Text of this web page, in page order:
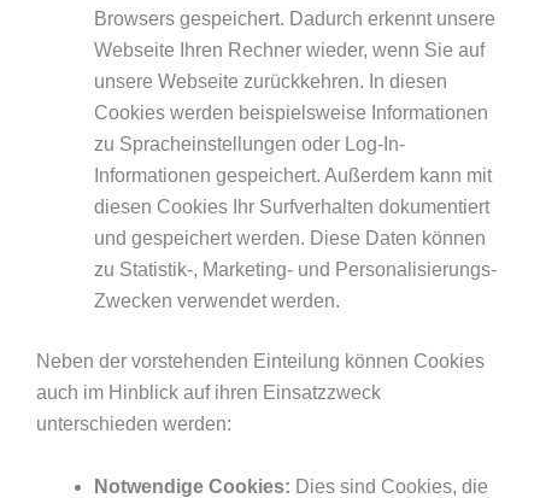
Browsers gespeichert. Dadurch erkennt unsere
Webseite Ihren Rechner wieder, wenn Sie auf
unsere Webseite zurückkehren. In diesen
Cookies werden beispielsweise Informationen
zu Spracheinstellungen oder Log-In-
Informationen gespeichert. Außerdem kann mit
diesen Cookies Ihr Surfverhalten dokumentiert
und gespeichert werden. Diese Daten können
zu Statistik-, Marketing- und Personalisierungs-
Zwecken verwendet werden.
Neben der vorstehenden Einteilung können Cookies
auch im Hinblick auf ihren Einsatzzweck
unterschieden werden:
Notwendige Cookies: Dies sind Cookies, die